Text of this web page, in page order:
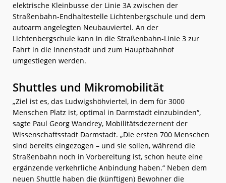
elektrische Kleinbusse der Linie 3A zwischen der
Straßenbahn-Endhaltestelle Lichtenbergschule und dem
autoarm angelegten Neubauviertel. An der
Lichtenbergschule kann in die Straßenbahn-Linie 3 zur
Fahrt in die Innenstadt und zum Hauptbahnhof
umgestiegen werden.
Shuttles und Mikromobilität
„Ziel ist es, das Ludwigshöhviertel, in dem für 3000
Menschen Platz ist, optimal in Darmstadt einzubinden“,
sagte Paul Georg Wandrey, Mobilitätsdezernent der
Wissenschaftsstadt Darmstadt. „Die ersten 700 Menschen
sind bereits eingezogen – und sie sollen, während die
Straßenbahn noch in Vorbereitung ist, schon heute eine
ergänzende verkehrliche Anbindung haben.“ Neben dem
neuen Shuttle haben die (künftigen) Bewohner die